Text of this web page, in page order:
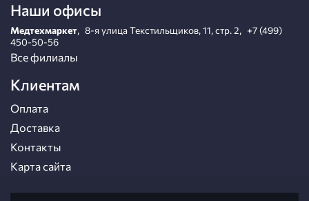
Наши офисы
Медтехмаркет, 8-я улица Текстильщиков, 11, стр. 2, +7 (499)
450-50-56
Все филиалы
Клиентам
Оплата
Доставка
Контакты
Карта сайта